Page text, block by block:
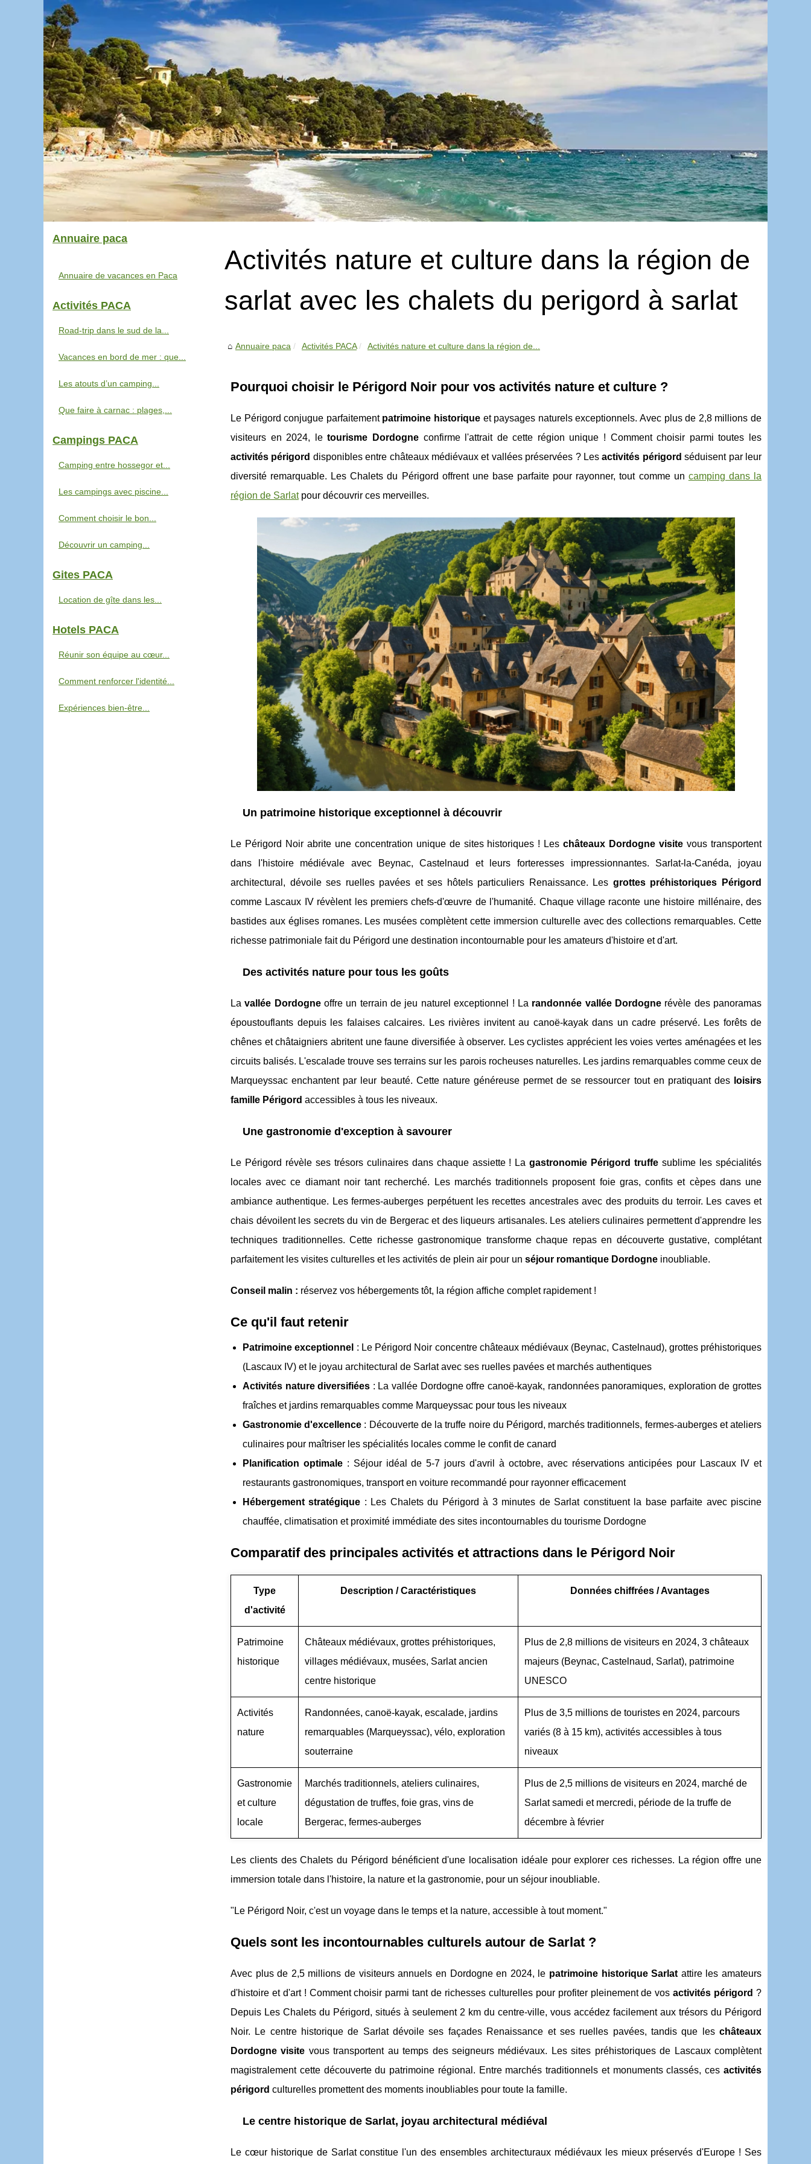
Activités nature et culture dans la région de
sarlat avec les chalets du perigord à sarlat
Annuaire paca Activités PACA Activités nature et culture dans la région de...
Pourquoi choisir le Périgord Noir pour vos activités nature et culture ?
Le Périgord conjugue parfaitement patrimoine historique et paysages naturels exceptionnels. Avec plus de 2,8 millions de
visiteurs en 2024, letourisme Dordogneconfirme l'attrait de cette région unique ! Comment choisir parmi toutes les
activités périgord disponibles entre châteaux médiévaux et vallées préservées ? Lesactivités périgord séduisent par leur
diversité remarquable. Les Chalets du Périgord offrent une base parfaite pour rayonner, tout comme un camping dans la
région de Sarlatpour découvrir ces merveilles.
Un patrimoine historique exceptionnel à découvrir
Le Périgord Noir abrite une concentration unique de sites historiques ! Leschâteaux Dordogne visite vous transportent
dans l'histoire médiévale avec Beynac, Castelnaud et leurs forteresses impressionnantes. Sarlat-la-Canéda, joyau
architectural, dévoile ses ruelles pavées et ses hôtels particuliers Renaissance. Les grottes préhistoriques Périgord
comme Lascaux IV révèlent les premiers chefs-d'œuvre de l'humanité. Chaque village raconte une histoire millénaire, des
bastides aux églises romanes. Les musées complètent cette immersion culturelle avec des collections remarquables. Cette
richesse patrimoniale fait du Périgord une destination incontournable pour les amateurs d'histoire et d'art.
Des activités nature pour tous les goûts
Lavallée Dordogneoffre un terrain de jeu naturel exceptionnel ! La randonnée vallée Dordognerévèle des panoramas
époustouflants depuis les falaises calcaires. Les rivières invitent au canoë-kayak dans un cadre préservé. Les forêts de
chênes et châtaigniers abritent une faune diversifiée à observer. Les cyclistes apprécient les voies vertes aménagées et les
circuits balisés. L'escalade trouve ses terrains sur les parois rocheuses naturelles. Les jardins remarquables comme ceux de
Marqueyssac enchantent par leur beauté. Cette nature généreuse permet de se ressourcer tout en pratiquant des loisirs
famille Périgord accessibles à tous les niveaux.
Une gastronomie d'exception à savourer
Le Périgord révèle ses trésors culinaires dans chaque assiette ! Lagastronomie Périgord truffe sublime les spécialités
locales avec ce diamant noir tant recherché. Les marchés traditionnels proposent foie gras, confits et cèpes dans une
ambiance authentique. Les fermes-auberges perpétuent les recettes ancestrales avec des produits du terroir. Les caves et
chais dévoilent les secrets du vin de Bergerac et des liqueurs artisanales. Les ateliers culinaires permettent d'apprendre les
techniques traditionnelles. Cette richesse gastronomique transforme chaque repas en découverte gustative, complétant
parfaitement les visites culturelles et les activités de plein air pour un séjour romantique Dordogne inoubliable.
Conseil malin : réservez vos hébergements tôt, la région affiche complet rapidement !
Ce qu'il faut retenir
Patrimoine exceptionnel : Le Périgord Noir concentre châteaux médiévaux (Beynac, Castelnaud), grottes préhistoriques
(Lascaux IV) et le joyau architectural de Sarlat avec ses ruelles pavées et marchés authentiques
Activités nature diversifiées : La vallée Dordogne offre canoë-kayak, randonnées panoramiques, exploration de grottes
fraîches et jardins remarquables comme Marqueyssac pour tous les niveaux
Gastronomie d'excellence : Découverte de la truffe noire du Périgord, marchés traditionnels, fermes-auberges et ateliers
culinaires pour maîtriser les spécialités locales comme le confit de canard
Planification optimale: Séjour idéal de 5-7 jours d'avril à octobre, avec réservations anticipées pour Lascaux IV et
restaurants gastronomiques, transport en voiture recommandé pour rayonner efficacement
Hébergement stratégique : Les Chalets du Périgord à 3 minutes de Sarlat constituent la base parfaite avec piscine
chauffée, climatisation et proximité immédiate des sites incontournables du tourisme Dordogne
Comparatif des principales activités et attractions dans le Périgord Noir
Type
d'activité
Description / Caractéristiques Données chiffrées / Avantages
Patrimoine
historique
Châteaux médiévaux, grottes préhistoriques,
villages médiévaux, musées, Sarlat ancien
centre historique
Plus de 2,8 millions de visiteurs en 2024, 3 châteaux
majeurs (Beynac, Castelnaud, Sarlat), patrimoine
UNESCO
Activités
nature
Randonnées, canoë-kayak, escalade, jardins
remarquables (Marqueyssac), vélo, exploration
souterraine
Plus de 3,5 millions de touristes en 2024, parcours
variés (8 à 15 km), activités accessibles à tous
niveaux
Gastronomie
et culture
locale
Marchés traditionnels, ateliers culinaires,
dégustation de truffes, foie gras, vins de
Bergerac, fermes-auberges
Plus de 2,5 millions de visiteurs en 2024, marché de
Sarlat samedi et mercredi, période de la truffe de
décembre à février
Les clients des Chalets du Périgord bénéficient d'une localisation idéale pour explorer ces richesses. La région offre une
immersion totale dans l'histoire, la nature et la gastronomie, pour un séjour inoubliable.
"Le Périgord Noir, c'est un voyage dans le temps et la nature, accessible à tout moment."
Quels sont les incontournables culturels autour de Sarlat ?
Avec plus de 2,5 millions de visiteurs annuels en Dordogne en 2024, le patrimoine historique Sarlat attire les amateurs
d'histoire et d'art ! Comment choisir parmi tant de richesses culturelles pour profiter pleinement de vosactivités périgord ?
Depuis Les Chalets du Périgord, situés à seulement 2 km du centre-ville, vous accédez facilement aux trésors du Périgord
Noir. Le centre historique de Sarlat dévoile ses façades Renaissance et ses ruelles pavées, tandis que les châteaux
Dordogne visite vous transportent au temps des seigneurs médiévaux. Les sites préhistoriques de Lascaux complètent
magistralement cette découverte du patrimoine régional. Entre marchés traditionnels et monuments classés, ces activités
périgord culturelles promettent des moments inoubliables pour toute la famille.
Le centre historique de Sarlat, joyau architectural médiéval
Le cœur historique de Sarlat constitue l'un des ensembles architecturaux médiévaux les mieux préservés d'Europe ! Ses
Annuaire paca
Annuaire de vacances en Paca
Activités PACA
Road-trip dans le sud de la...
Vacances en bord de mer : que...
Les atouts d’un camping...
Que faire à carnac : plages,...
Campings PACA
Camping entre hossegor et...
Les campings avec piscine...
Comment choisir le bon...
Découvrir un camping...
Gites PACA
Location de gîte dans les...
Hotels PACA
Réunir son équipe au cœur...
Comment renforcer l'identité...
Expériences bien-être...